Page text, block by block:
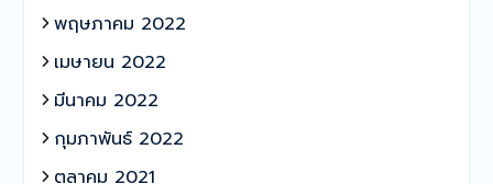
พฤษภาคม 2022
เมษายน 2022
มีนาคม 2022
กุมภาพันธ์ 2022
ตุลาคม 2021